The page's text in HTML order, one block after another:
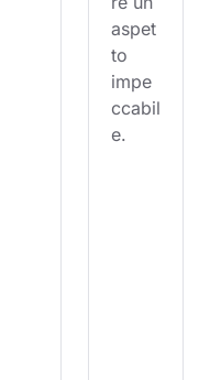
aspet
to
impe
ccabil
e.